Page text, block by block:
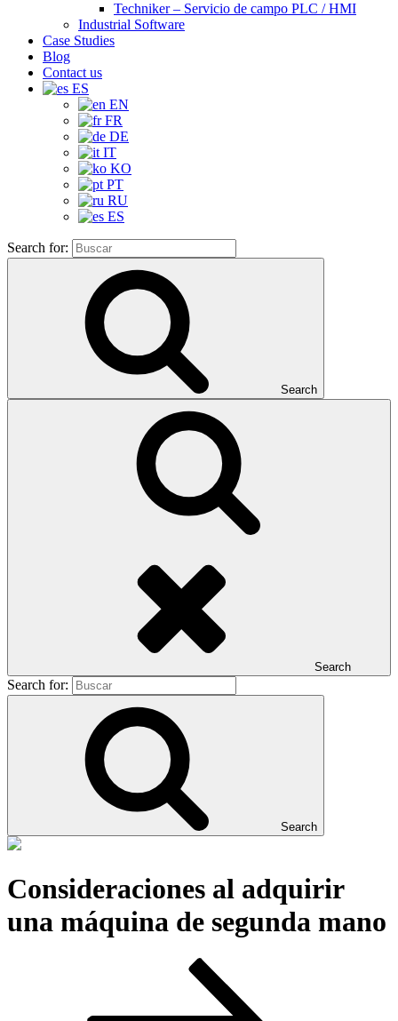
Techniker – Servicio de campo PLC / HMI
Industrial Software
Case Studies
Blog
Contact us
ES
EN
FR
DE
IT
KO
PT
RU
ES
Search for:
Search
Search
Search for:
Search
Consideraciones al adquirir
una máquina de segunda mano